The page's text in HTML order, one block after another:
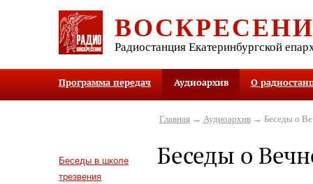
Радиостанция Екатеринбургской
Программа передач Аудиоархив О
Беседы в школе
трезвения
Главная→ Аудиоархив→ Беседы о
Беседы о